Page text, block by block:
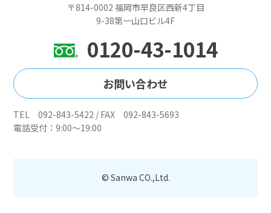
〒814-0002 福岡市早良区西新4丁目
9-38第一山口ビル4F
0120-43-1014
お問い合わせ
TEL 092-843-5422 / FAX 092-843-5693
電話受付：9:00～19:00
© Sanwa CO.,Ltd.